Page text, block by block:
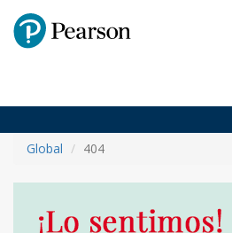
Pearson
Global 404